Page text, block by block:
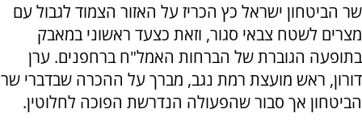
שר הביטחון ישראל כץ הכריז על האזור הצמוד לגבול עם
מצרים לשטח צבאי סגור, וזאת כצעד ראשוני במאבק
בתופעה הגוברת של הברחות האמל"ח ברחפנים. ערן
דורון, ראש מועצת רמת נגב, מברך על ההכרה שבדברי שר
הביטחון אך סבור שהפעולה הנדרשת הפוכה לחלוטין.